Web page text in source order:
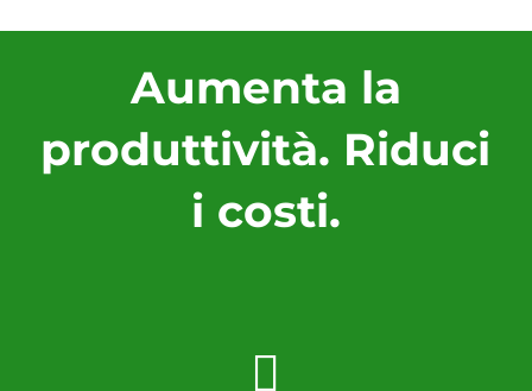
Aumenta la
produttività. Riduci
i costi.